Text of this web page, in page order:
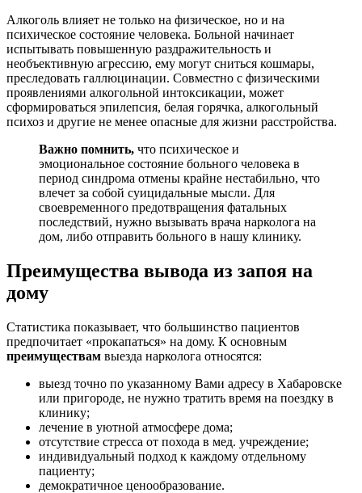
Алкоголь влияет не только на физическое, но и на
психическое состояние человека. Больной начинает
испытывать повышенную раздражительность и
необъективную агрессию, ему могут сниться кошмары,
преследовать галлюцинации. Совместно с физическими
проявлениями алкогольной интоксикации, может
сформироваться эпилепсия, белая горячка, алкогольный
психоз и другие не менее опасные для жизни расстройства.
Важно помнить, что психическое и
эмоциональное состояние больного человека в
период синдрома отмены крайне нестабильно, что
влечет за собой суицидальные мысли. Для
своевременного предотвращения фатальных
последствий, нужно вызывать врача нарколога на
дом, либо отправить больного в нашу клинику.
Преимущества вывода из запоя на
дому
Статистика показывает, что большинство пациентов
предпочитает «прокапаться» на дому. К основным
преимуществам выезда нарколога относятся:
выезд точно по указанному Вами адресу в Хабаровске
или пригороде, не нужно тратить время на поездку в
клинику;
лечение в уютной атмосфере дома;
отсутствие стресса от похода в мед. учреждение;
индивидуальный подход к каждому отдельному
пациенту;
демократичное ценообразование.